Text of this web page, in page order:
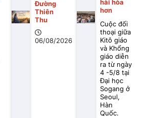
Đường
Thiên
Thu
06/08/2026
hài hòa
hơn
Cuộc đối
thoại giữa
Kitô giáo
và Khổng
giáo diễn
ra từ ngày
4 -5/8 tại
Đại học
Sogang ở
Seoul,
Hàn
Quốc.